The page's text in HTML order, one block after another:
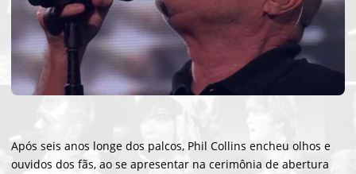
Após seis anos longe dos palcos, Phil Collins encheu olhos e
ouvidos dos fãs, ao se apresentar na cerimônia de abertura